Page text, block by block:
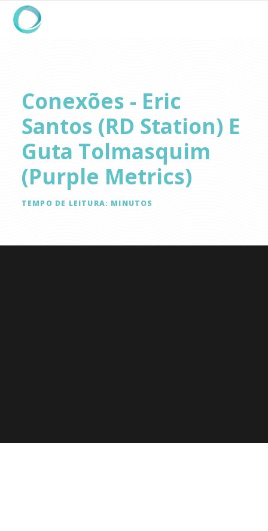
Conexões - Eric
Santos (RD Station) E
Guta Tolmasquim
(Purple Metrics)
TEMPO DE LEITURA: MINUTOS